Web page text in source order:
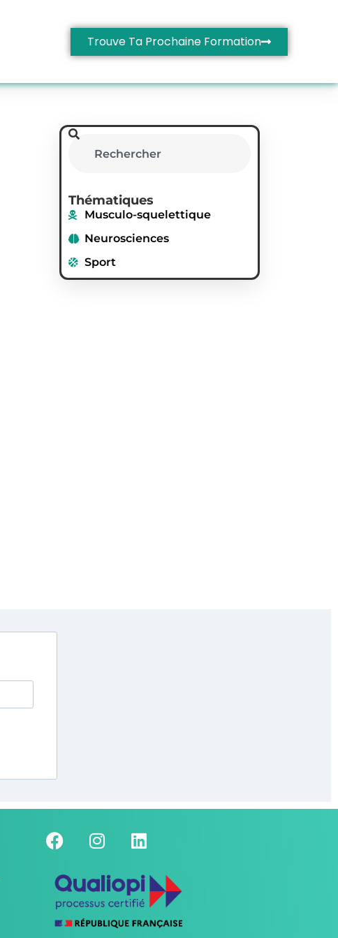
Trouve Ta Prochaine Formation
Thématiques
Musculo-squelettique
Neurosciences
Sport